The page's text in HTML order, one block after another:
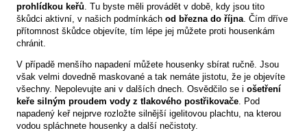
prohlídkou keřů . Tu byste měli provádět v době, kdy jsou tito
škůdci aktivní, v našich podmínkách od března do října . Čím dříve
přítomnost škůdce objevíte, tím lépe jej můžete proti housenkám
chránit.
V případě menšího napadení můžete housenky sbírat ručně. Jsou
však velmi dovedně maskované a tak nemáte jistotu, že je objevíte
všechny. Nepolevujte ani v dalších dnech. Osvědčilo se i ošetření
keře silným proudem vody z tlakového postřikovače . Pod
napadený keř nejprve rozložte silnější igelitovou plachtu, na kterou
vodou spláchnete housenky a další nečistoty.